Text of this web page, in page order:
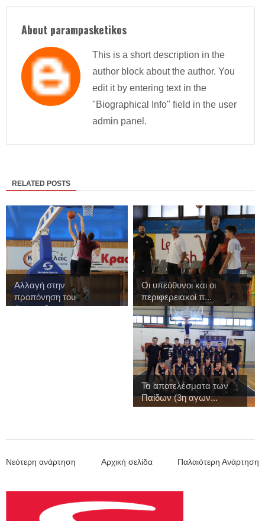
About parampasketikos
This is a short description in the
author block about the author. You
edit it by entering text in the
"Biographical Info" field in the user
admin panel.
RELATED POSTS
Αλλαγή στην
προπόνηση του
Αναπτυξια...
Οι υπεύθυνοι και οι
περιφερειακοί π...
Τα αποτελέσματα των
Παίδων (3η αγων...
Νεότερη ανάρτηση Παλαιότερη Ανάρτηση
Αρχική σελίδα